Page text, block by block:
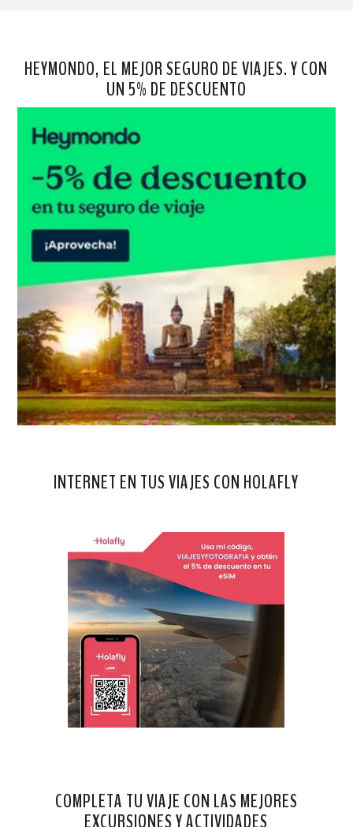
HEYMONDO, EL MEJOR SEGURO DE VIAJES. Y CON
UN 5% DE DESCUENTO
INTERNET EN TUS VIAJES CON HOLAFLY
COMPLETA TU VIAJE CON LAS MEJORES
EXCURSIONES Y ACTIVIDADES